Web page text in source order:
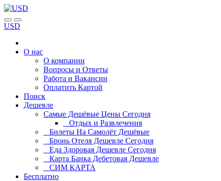
USD
О нас
О компании
Вопросы и Ответы
Работа и Вакансии
Оплатить Картой
Поиск
Дешевле
Самые Дешёвые Цены Сегодня
Отдых и Развлечения
Билеты На Самолёт Дешёвые
Бронь Отеля Дешевле Сегодня
Еда Здоровая Дешевле Сегодня
Карта Банка Дебетовая Дешевле
СИМ КАРТА
Бесплатно